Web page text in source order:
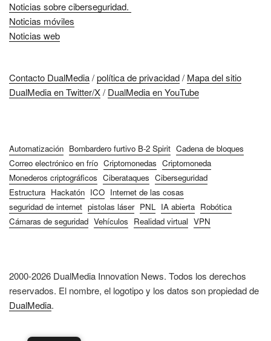
Noticias sobre ciberseguridad.
Noticias móviles
Noticias web
Contacto DualMedia/política de privacidad/ Mapa del sitio
DualMedia en Twitter/X/ DualMedia en YouTube
Automatización Bombardero furtivo B-2 Spirit Cadena de bloques
Correo electrónico en frío Criptomonedas Criptomoneda
Monederos criptográficos Ciberataques Ciberseguridad
Estructura Hackatón ICO Internet de las cosas
seguridad de internet pistolas láser PNL IA abierta Robótica
Cámaras de seguridad Vehículos Realidad virtual VPN
2000-2026 DualMedia Innovation News. Todos los derechos
reservados. El nombre, el logotipo y los datos son propiedad de
DualMedia.